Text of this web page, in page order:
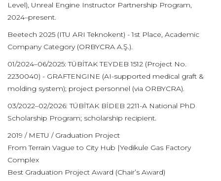
Level), Unreal Engine Instructor Partnership Program,
2024–present.
Beetech 2025 (ITU ARI Teknokent) - 1st Place, Academic
Company Category (ORBYCRA A.Ş.).
01/2024–06/2025: TÜBİTAK TEYDEB 1512 (Project No.
2230040) - GRAFTENGINE (AI-supported medical graft &
molding system); project personnel (via ORBYCRA).
03/2022–02/2026: TÜBİTAK BİDEB 2211-A National PhD
Scholarship Program; scholarship recipient.
2019 / METU / Graduation Project
From Terrain Vague to City Hub |Yedikule Gas Factory
Complex
Best Graduation Project Award (Chair’s Award)